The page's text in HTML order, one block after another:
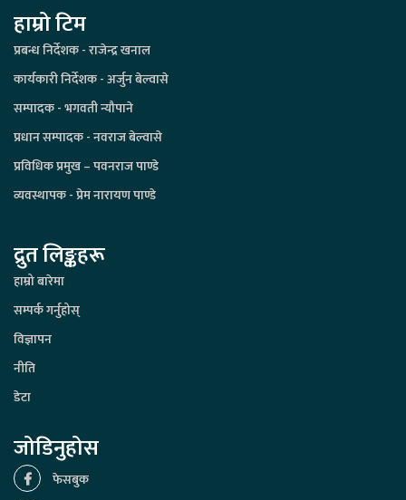
हाम्रो टिम
प्रबन्ध निर्देशक - राजेन्द्र खनाल
कार्यकारी निर्देशक - अर्जुन बेल्वासे
सम्पादक - भगवती न्यौपाने
प्रधान सम्पादक - नवराज बेल्वासे
प्रविधिक प्रमुख – पवनराज पाण्डे
व्यवस्थापक - प्रेम नारायण पाण्डे
द्रुत लिङ्कहरू
हाम्रो बारेमा
सम्पर्क गर्नुहोस्
विज्ञापन
नीति
डेटा
जोडिनुहोस
फेसबुक